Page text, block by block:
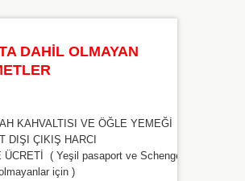
DAHİL OLMAYAN
KAHVALTISI VE ÖĞLE YEMEĞİ
DIŞI ÇIKIŞ HARCI
ÜCRETİ ( Yeşil pasaport ve Schengen
için )